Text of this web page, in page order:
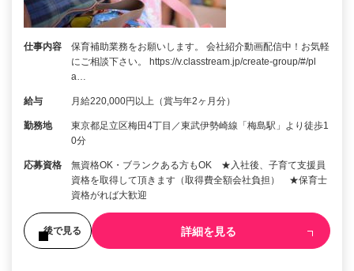
仕事内容
保育補助業務をお願いします。 会社紹介動画配信中！お気軽
にご相談下さい。 https://v.classtream.jp/create-group/#/pl
a…
給与 月給220,000円以上（賞与年2ヶ月分）
勤務地
東京都足立区梅田4丁目／東武伊勢崎線「梅島駅」より徒歩1
0分
応募資格
無資格OK・ブランクある方もOK ★入社後、子育て支援員
資格を取得して頂きます（取得費全額会社負担） ★保育士
資格がれば大歓迎
後で見る 詳細を見る